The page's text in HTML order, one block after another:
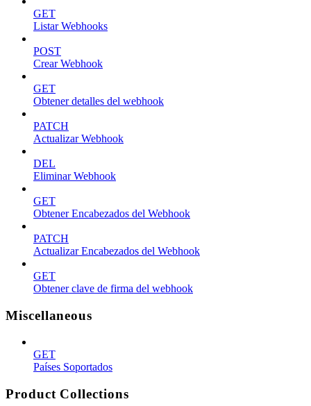
GET
Listar Webhooks
POST
Crear Webhook
GET
Obtener detalles del webhook
PATCH
Actualizar Webhook
DEL
Eliminar Webhook
GET
Obtener Encabezados del Webhook
PATCH
Actualizar Encabezados del Webhook
GET
Obtener clave de firma del webhook
Miscellaneous
GET
Países Soportados
Product Collections